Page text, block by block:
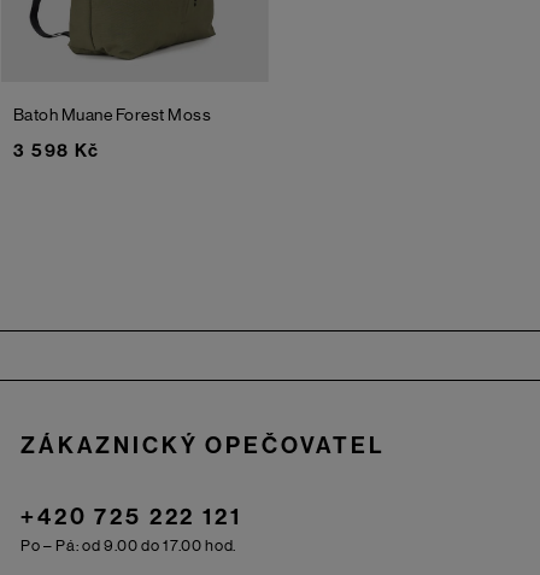
Batoh Muane Forest Moss
3 598 Kč
ZÁKAZNICKÝ OPEČOVATEL
+420 725 222 121
Po – Pá: od 9.00 do 17.00 hod.